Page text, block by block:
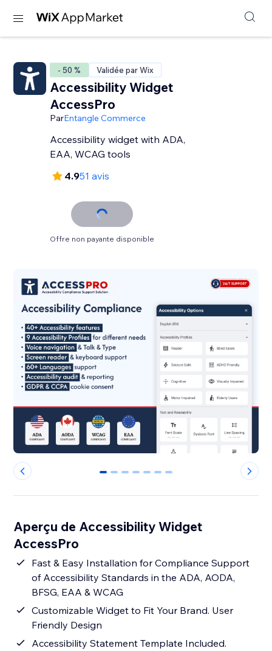
- 50 % Validée par Wix
Accessibility Widget
AccessPro
ParEntangle Commerce
Accessibility widget with ADA,
EAA, WCAG tools
4.951 avis
Offre non payante disponible
0 1 2 3 4 5 6
Aperçu de Accessibility Widget
AccessPro
Fast & Easy Installation for Compliance Support
of Accessibility Standards in the ADA, AODA,
BFSG, EAA & WCAG
Customizable Widget to Fit Your Brand. User
Friendly Design
Accessibility Statement Template Included.